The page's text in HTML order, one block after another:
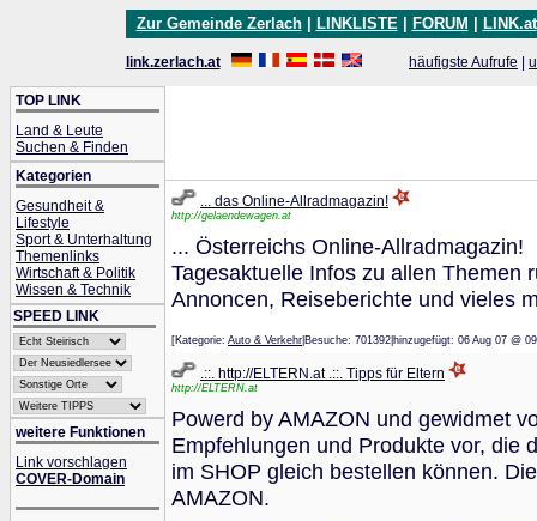
Zur Gemeinde Zerlach LINKLISTE FORUM LINK.at
link.zerlach.at häufigste Aufrufe
TOP LINK
Land & Leute
Suchen & Finden
Kategorien
Gesundheit &
Lifestyle
Sport & Unterhaltung
Themenlinks
Wirtschaft & Politik
Wissen & Technik
SPEED LINK
weitere Funktionen
Link vorschlagen
COVER-Domain
... das Online-Allradmagazin!
http://gelaendewagen.at
... Österreichs Online-Allradmagazin!
Tagesaktuelle Infos zu allen Themen
Annoncen, Reiseberichte und vieles
[Kategorie: Auto & Verkehr |Besuche: 701392|hinzugefügt: 06 Aug
.::. http://ELTERN.at .::. Tipps für Eltern
http://ELTERN.at
Powerd by AMAZON und gewidmet
Empfehlungen und Produkte vor, die
im SHOP gleich bestellen können.
AMAZON.